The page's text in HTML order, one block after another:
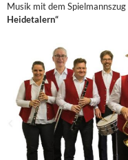
Musik mit dem Spielmannszug
Heidetalern“